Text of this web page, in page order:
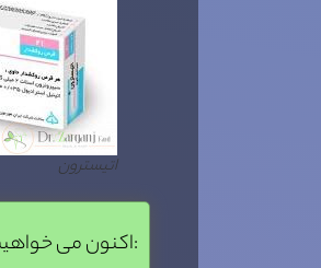
اتیسترون
اکنون می خواهیم به چند سوال در این باره پاسخ دهیم: